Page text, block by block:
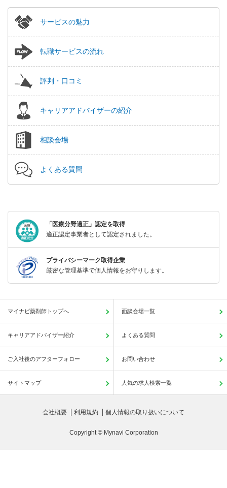
サービスの魅力
転職サービスの流れ
評判・口コミ
キャリアアドバイザーの紹介
相談会場
よくある質問
「医療分野適正」認定を取得
適正認定事業者として認定されました。
プライバシーマーク取得企業
厳密な管理基準で個人情報をお守りします。
マイナビ薬剤師トップへ 面談会場一覧
キャリアアドバイザー紹介 よくある質問
ご入社後のアフターフォロー お問い合わせ
サイトマップ 人気の求人検索一覧
会社概要 利用規約 個人情報の取り扱いについて
Copyright © Mynavi Corporation